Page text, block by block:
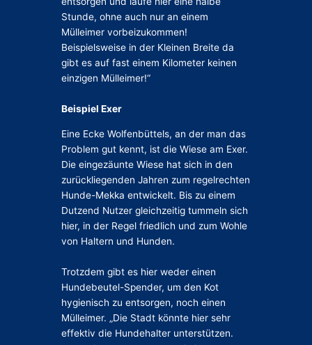
Stunde, ohne auch nur an einem
Mülleimer vorbeizukommen!
Beispielsweise in der Kleinen Breite da
gibt es auf fast einem Kilometer keinen
einzigen Mülleimer!“
Beispiel Exer
Eine Ecke Wolfenbüttels, an der man das
Problem gut kennt, ist die Wiese am Exer.
Die eingezäunte Wiese hat sich in den
zurückliegenden Jahren zum regelrechten
Hunde-Mekka entwickelt. Bis zu einem
Dutzend Nutzer gleichzeitig tummeln sich
hier, in der Regel friedlich und zum Wohle
von Haltern und Hunden.
Trotzdem gibt es hier weder einen
Hundebeutel-Spender, um den Kot
hygienisch zu entsorgen, noch einen
Mülleimer. „Die Stadt könnte hier sehr
effektiv die Hundehalter unterstützen.